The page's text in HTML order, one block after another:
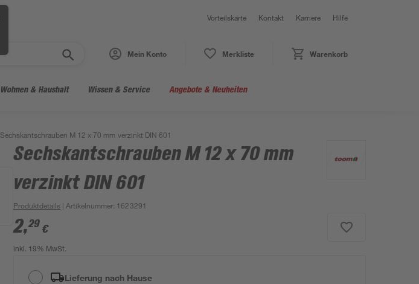
Vorteilskarte Kontakt Karriere Hilfe
Mein Konto Merkliste Warenkorb
Wohnen & Haushalt Wissen & Service Angebote & Neuheiten
Sechskantschrauben M 12 x 70 mm verzinkt DIN 601
Sechskantschrauben M 12 x 70 mm
verzinkt DIN 601
Produktdetails | Artikelnummer: 1623291
2,29 €
inkl. 19% MwSt.
Lieferung nach Hause